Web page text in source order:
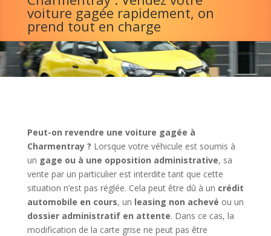
voiture gagée rapidement, on
prend tout en charge
Peut-on revendre une voiture gagée à
Charmentray ? Lorsque votre véhicule est soumis à
un gage ou à une opposition administrative, sa
vente par un particulier est interdite tant que cette
situation n’est pas réglée. Cela peut être dû à un crédit
automobile en cours, un leasing non achevé ou un
dossier administratif en attente. Dans ce cas, la
modification de la carte grise ne peut pas être